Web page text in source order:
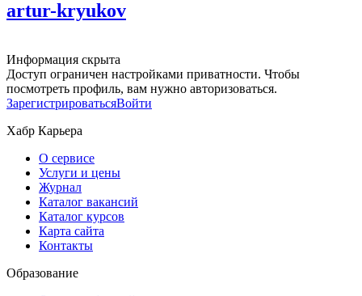
artur-kryukov
Информация скрыта
Доступ ограничен настройками приватности. Чтобы
посмотреть профиль, вам нужно авторизоваться.
ЗарегистрироватьсяВойти
Хабр Карьера
О сервисе
Услуги и цены
Журнал
Каталог вакансий
Каталог курсов
Карта сайта
Контакты
Образование